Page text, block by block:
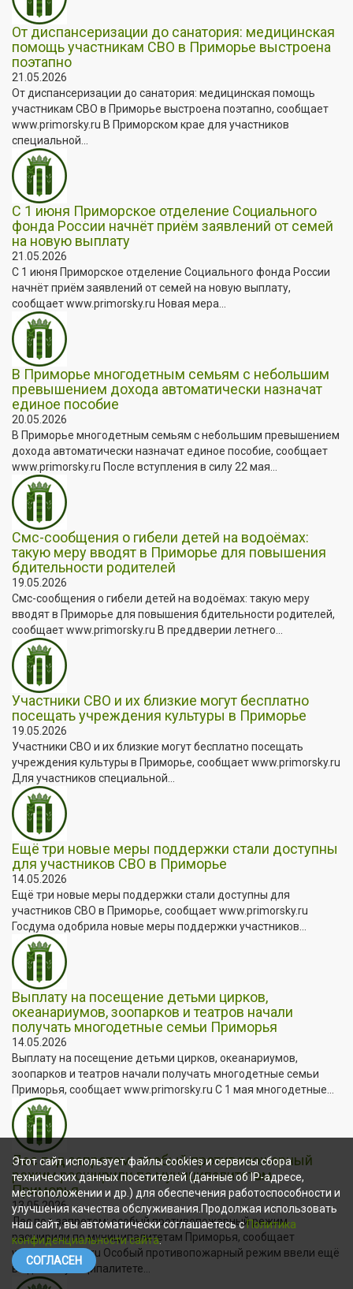
От диспансеризации до санатория: медицинская
помощь участникам СВО в Приморье выстроена
поэтапно
21.05.2026
От диспансеризации до санатория: медицинская помощь
участникам СВО в Приморье выстроена поэтапно, сообщает
www.primorsky.ru В Приморском крае для участников
специальной...
С 1 июня Приморское отделение Социального
фонда России начнёт приём заявлений от семей
на новую выплату
21.05.2026
С 1 июня Приморское отделение Социального фонда России
начнёт приём заявлений от семей на новую выплату,
сообщает www.primorsky.ru Новая мера...
В Приморье многодетным семьям с небольшим
превышением дохода автоматически назначат
единое пособие
20.05.2026
В Приморье многодетным семьям с небольшим превышением
дохода автоматически назначат единое пособие, сообщает
www.primorsky.ru После вступления в силу 22 мая...
Смс-сообщения о гибели детей на водоёмах:
такую меру вводят в Приморье для повышения
бдительности родителей
19.05.2026
Смс-сообщения о гибели детей на водоёмах: такую меру
вводят в Приморье для повышения бдительности родителей,
сообщает www.primorsky.ru В преддверии летнего...
Участники СВО и их близкие могут бесплатно
посещать учреждения культуры в Приморье
19.05.2026
Участники СВО и их близкие могут бесплатно посещать
учреждения культуры в Приморье, сообщает www.primorsky.ru
Для участников специальной...
Ещё три новые меры поддержки стали доступны
для участников СВО в Приморье
14.05.2026
Ещё три новые меры поддержки стали доступны для
участников СВО в Приморье, сообщает www.primorsky.ru
Госдума одобрила новые меры поддержки участников...
Выплату на посещение детьми цирков,
океанариумов, зоопарков и театров начали
получать многодетные семьи Приморья
14.05.2026
Выплату на посещение детьми цирков, океанариумов,
зоопарков и театров начали получать многодетные семьи
Приморья, сообщает www.primorsky.ru С 1 мая многодетные...
Лес под запретом: особый противопожарный
режим расширили по муниципалитетам
Приморья
13.05.2026
Лес под запретом: особый противопожарный режим
расширили по муниципалитетам Приморья, сообщает
www.primorsky.ru Особый противопожарный режим ввели ещё
в одном муниципалитете...
Этот сайт использует файлы cookies и сервисы сбора
технических данных посетителей (данные об IP-адресе,
местоположении и др.) для обеспечения работоспособности и
улучшения качества обслуживания.Продолжая использовать
наш сайт, вы автоматически соглашаетесь сПолитика
конфиденциальности сайта.
СОГЛАСЕН